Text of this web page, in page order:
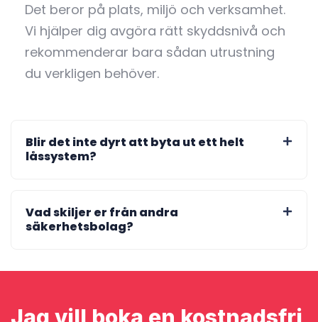
Det beror på plats, miljö och verksamhet.
Vi hjälper dig avgöra rätt skyddsnivå och
rekommenderar bara sådan utrustning
du verkligen behöver.
Blir det inte dyrt att byta ut ett helt
låssystem?
Vad skiljer er från andra
säkerhetsbolag?